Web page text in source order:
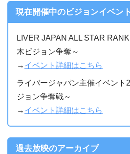
現在開催中のビジョンイベン
LIVER JAPAN ALL STAR
木ビジョン争奪～
→ イベント詳細はこちら
ライバージャパン主催イベント
ジョン争奪戦～
→ イベント詳細はこちら
過去放映のアーカイブ